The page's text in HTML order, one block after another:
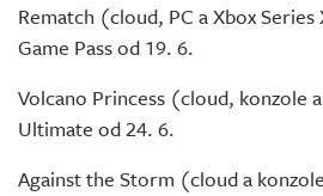
Rematch (cloud, PC a Xbox
Game Pass od 19. 6.
Volcano Princess (cloud, konzole
Ultimate od 24. 6.
Against the Storm (cloud a